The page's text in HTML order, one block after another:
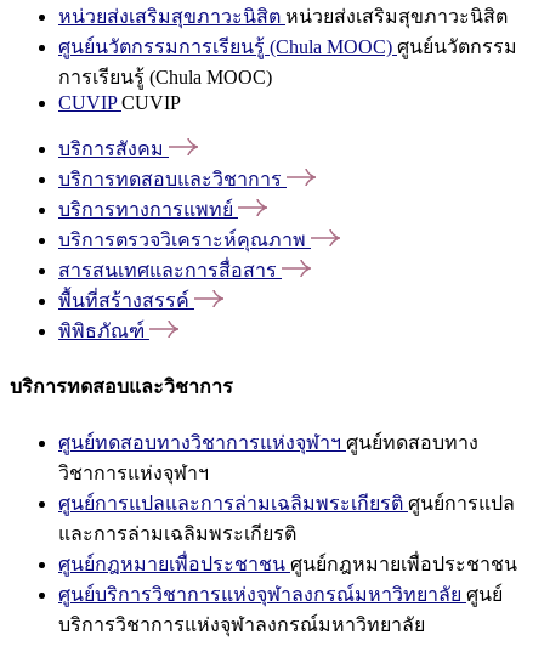
หน่วยส่งเสริมสุขภาวะนิสิต หน่วยส่งเสริมสุขภาวะนิสิต
ศูนย์นวัตกรรมการเรียนรู้ (Chula MOOC) ศูนย์นวัตกรรม
การเรียนรู้ (Chula MOOC)
CUVIPCUVIP
บริการสังคม
บริการทดสอบและวิชาการ
บริการทางการแพทย์
บริการตรวจวิเคราะห์คุณภาพ
สารสนเทศและการสื่อสาร
พื้นที่สร้างสรรค์
พิพิธภัณฑ์
บริการทดสอบและวิชาการ
ศูนย์ทดสอบทางวิชาการแห่งจุฬาฯ ศูนย์ทดสอบทาง
วิชาการแห่งจุฬาฯ
ศูนย์การแปลและการล่ามเฉลิมพระเกียรติ ศูนย์การแปล
และการล่ามเฉลิมพระเกียรติ
ศูนย์กฎหมายเพื่อประชาชน ศูนย์กฎหมายเพื่อประชาชน
ศูนย์บริการวิชาการแห่งจุฬาลงกรณ์มหาวิทยาลัย ศูนย์
บริการวิชาการแห่งจุฬาลงกรณ์มหาวิทยาลัย